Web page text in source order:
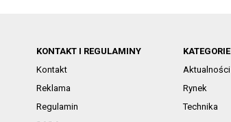
KONTAKT I REGULAMINY
Kontakt
Reklama
Regulamin
KATEGORIE
Aktualności
Rynek
Technika